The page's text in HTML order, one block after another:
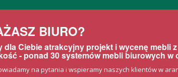
BIURO?
dla Ciebie atrakcyjny projekt i wycenę mebli
- ponad 30 systemów mebli biurowych w
na pytania i wspieramy naszych klientów w